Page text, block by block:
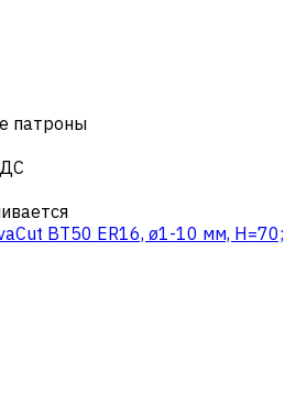
патроны
BT50 ER16, ø1-10 мм, H=70;